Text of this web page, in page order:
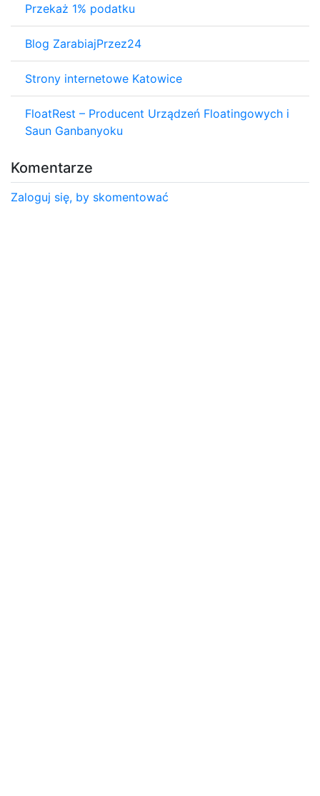
Przekaż 1% podatku
Blog ZarabiajPrzez24
Strony internetowe Katowice
FloatRest – Producent Urządzeń Floatingowych i
Saun Ganbanyoku
Komentarze
Zaloguj się, by skomentować